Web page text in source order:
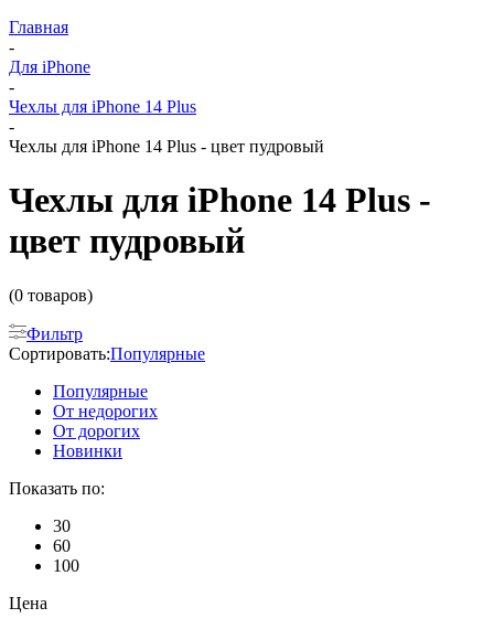
Главная
-
Для iPhone
-
Чехлы для iPhone 14 Plus
-
Чехлы для iPhone 14 Plus - цвет пудровый
Чехлы для iPhone 14 Plus -
цвет пудровый
(0 товаров)
Фильтр
Сортировать:Популярные
Популярные
От недорогих
От дорогих
Новинки
Показать по:
30
60
100
Цена